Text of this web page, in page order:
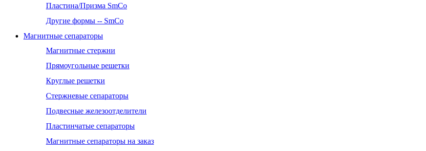
Пластина/Призма SmCo
Другие формы -- SmCo
Магнитные сепараторы
Магнитные стержни
Прямоугольные решетки
Круглые решетки
Стержневые сепараторы
Подвесные железоотделители
Пластинчатые сепараторы
Магнитные сепараторы на заказ